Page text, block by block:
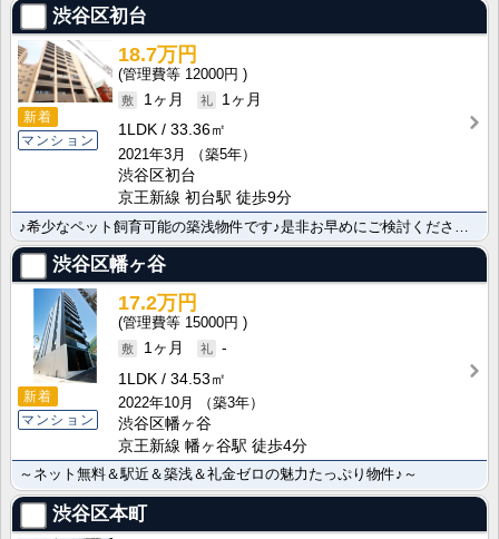
渋谷区初台
新着
マンション
18.7万円
12000円
1ヶ月
1ヶ月
1LDK
33.36㎡
2021年3月
（築5年）
渋谷区初台
京王新線 初台駅 徒歩9分
渋谷区幡ヶ谷
新着
マンション
17.2万円
15000円
1ヶ月
-
1LDK
34.53㎡
2022年10月
（築3年）
渋谷区幡ヶ谷
京王新線 幡ヶ谷駅 徒歩4分
～ネット無料＆駅近＆築浅＆礼金ゼロの魅力たっぷり物件♪～
渋谷区本町